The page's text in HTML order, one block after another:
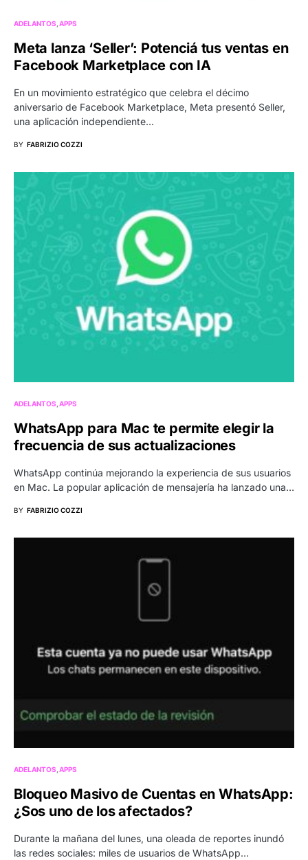
ADELANTOS APPS
Meta lanza ‘Seller’: Potenciá tus ventas en
Facebook Marketplace con IA
En un movimiento estratégico que celebra el décimo
aniversario de Facebook Marketplace, Meta presentó Seller,
una aplicación independiente…
BY FABRIZIO COZZI
ADELANTOS APPS
WhatsApp para Mac te permite elegir la
frecuencia de sus actualizaciones
WhatsApp continúa mejorando la experiencia de sus usuarios
en Mac. La popular aplicación de mensajería ha lanzado una…
BY FABRIZIO COZZI
ADELANTOS APPS
Bloqueo Masivo de Cuentas en WhatsApp:
¿Sos uno de los afectados?
Durante la mañana del lunes, una oleada de reportes inundó
las redes sociales: miles de usuarios de WhatsApp…